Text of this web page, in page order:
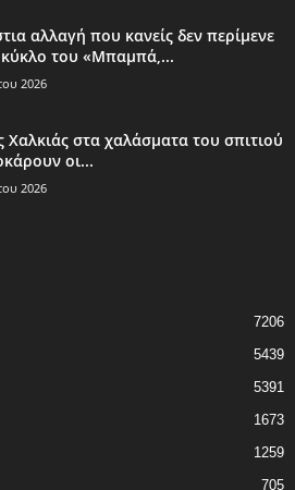
αλλαγή που κανείς δεν περίμενε
του «Μπαμπά,...
2026
Χαλκιάς στα χαλάσματα του σπιτιού
οι...
2026
7206
5439
5391
1673
1259
705